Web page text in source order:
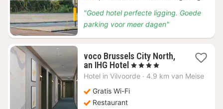
"Goed hotel perfecte ligging. Goede
parking voor meer dagen"
voco Brussels City North,
an IHG Hotel 1
nacht
, 4 Sterren
Hotel in Vilvoorde · 4.9 km van Meise
Gratis Wi-Fi
Restaurant